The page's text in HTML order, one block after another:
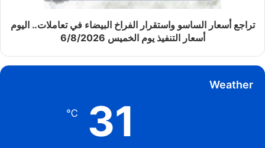
تراجع أسعار الساسو واستقرار الفراخ البيضاء في تعاملات.. اليوم
أسعار التنفيذ يوم الخميس 6/8/2026
Weather
31
℃